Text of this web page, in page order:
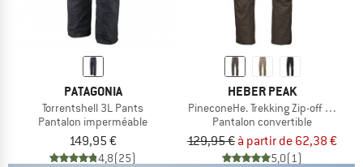
PATAGONIA
Torrentshell 3L Pants
Pantalon imperméable
149,95 €
4,8(25)
HEBER PEAK
PineconeHe. Trekking Zip-off Pants
Pantalon convertible
129,95 € à partir de 62,38 €
5,0(1)